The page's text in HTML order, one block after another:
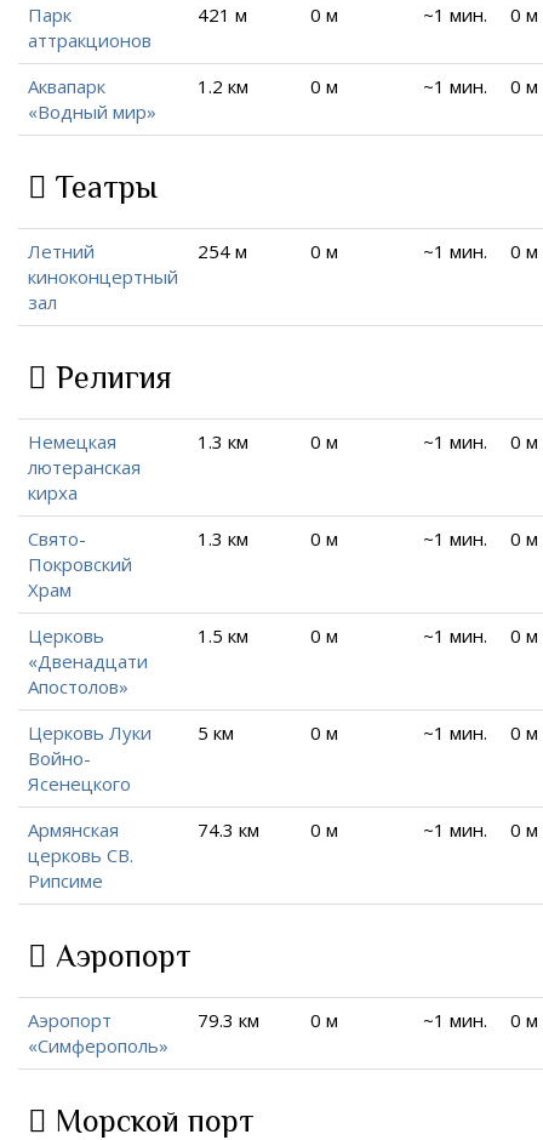
Парк
аттракционов
421 м 0 м ~1 мин. 0 м
Аквапарк
«Водный мир»
1.2 км 0 м ~1 мин. 0 м
Театры
Летний
киноконцертный
зал
254 м 0 м ~1 мин. 0 м
Религия
Немецкая
лютеранская
кирха
1.3 км 0 м ~1 мин. 0 м
Свято-
Покровский
Храм
1.3 км 0 м ~1 мин. 0 м
Церковь
«Двенадцати
Апостолов»
1.5 км 0 м ~1 мин. 0 м
Церковь Луки
Войно-
Ясенецкого
5 км 0 м ~1 мин. 0 м
Армянская
церковь СВ.
Рипсиме
74.3 км 0 м ~1 мин. 0 м
Аэропорт
Аэропорт
«Симферополь»
79.3 км 0 м ~1 мин. 0 м
Морской порт